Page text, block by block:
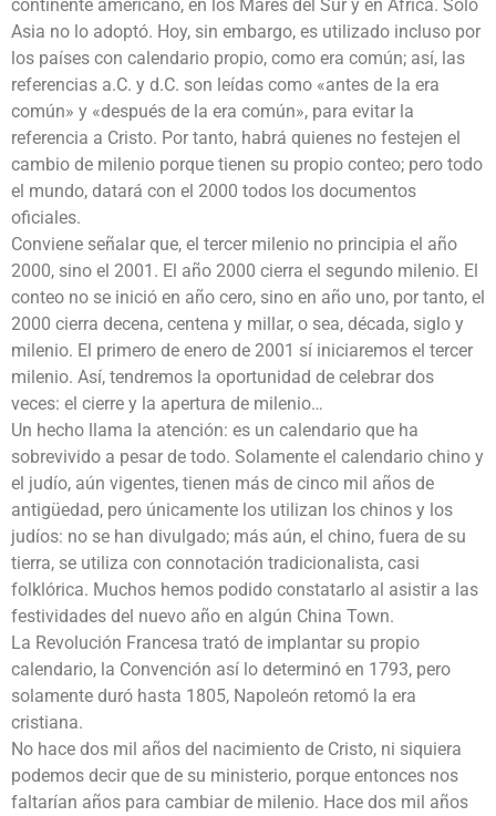
continente americano, en los Mares del Sur y en África. Sólo
Asia no lo adoptó. Hoy, sin embargo, es utilizado incluso por
los países con calendario propio, como era común; así, las
referencias a.C. y d.C. son leídas como «antes de la era
común» y «después de la era común», para evitar la
referencia a Cristo. Por tanto, habrá quienes no festejen el
cambio de milenio porque tienen su propio conteo; pero todo
el mundo, datará con el 2000 todos los documentos
oficiales.
Conviene señalar que, el tercer milenio no principia el año
2000, sino el 2001. El año 2000 cierra el segundo milenio. El
conteo no se inició en año cero, sino en año uno, por tanto, el
2000 cierra decena, centena y millar, o sea, década, siglo y
milenio. El primero de enero de 2001 sí iniciaremos el tercer
milenio. Así, tendremos la oportunidad de celebrar dos
veces: el cierre y la apertura de milenio…
Un hecho llama la atención: es un calendario que ha
sobrevivido a pesar de todo. Solamente el calendario chino y
el judío, aún vigentes, tienen más de cinco mil años de
antigüedad, pero únicamente los utilizan los chinos y los
judíos: no se han divulgado; más aún, el chino, fuera de su
tierra, se utiliza con connotación tradicionalista, casi
folklórica. Muchos hemos podido constatarlo al asistir a las
festividades del nuevo año en algún China Town.
La Revolución Francesa trató de implantar su propio
calendario, la Convención así lo determinó en 1793, pero
solamente duró hasta 1805, Napoleón retomó la era
cristiana.
No hace dos mil años del nacimiento de Cristo, ni siquiera
podemos decir que de su ministerio, porque entonces nos
faltarían años para cambiar de milenio. Hace dos mil años